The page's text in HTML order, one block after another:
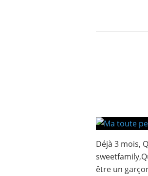
Déjà 3 mois,
être un